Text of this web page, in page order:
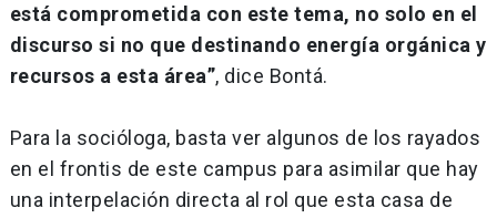
está comprometida con este tema, no solo en el
discurso si no que destinando energía orgánica y
recursos a esta área”, dice Bontá.
Para la socióloga, basta ver algunos de los rayados
en el frontis de este campus para asimilar que hay
una interpelación directa al rol que esta casa de